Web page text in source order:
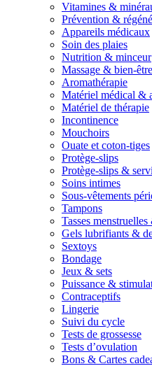
Vitamines &
Prévention &
Appareils médicaux
Soin des plaies
Nutrition & minceur
Massage & bien-être
Aromathérapie
Matériel médical &
Matériel de thérapie
Incontinence
Mouchoirs
Ouate et coton-tiges
Protège-slips
Protège-slips &
Soins intimes
Sous-vêtements
Tampons
Tasses
Gels lubrifiants &
Sextoys
Bondage
Jeux & sets
Puissance &
Contraceptifs
Lingerie
Suivi du cycle
Tests de grossesse
Tests d’ovulation
Bons & Cartes